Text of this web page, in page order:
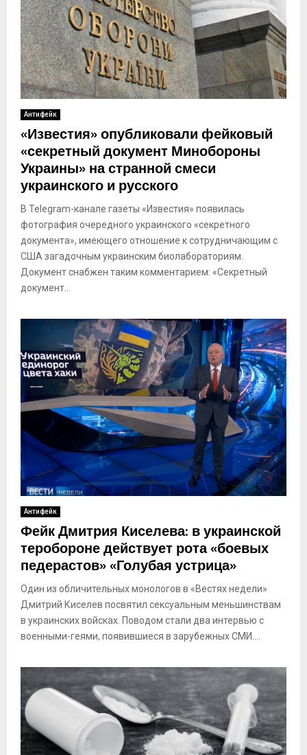
Антифейк
«Известия» опубликовали фейковый
«секретный документ Минобороны
Украины» на странной смеси
украинского и русского
В Telegram-канале газеты «Известия» появилась
фотография очередного украинского «секретного
документа», имеющего отношение к сотрудничающим с
США загадочным украинским биолабораториям.
Документ снабжен таким комментарием: «Секретный
документ...
Антифейк
Фейк Дмитрия Киселева: в украинской
теробороне действует рота «боевых
педерастов» «Голубая устрица»
Один из обличительных монологов в «Вестях недели»
Дмитрий Киселев посвятил сексуальным меньшинствам
в украинских войсках. Поводом стали два интервью с
военными-геями, появившиеся в зарубежных СМИ....